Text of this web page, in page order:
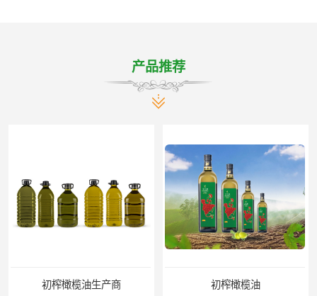
产品推荐
初榨橄榄油